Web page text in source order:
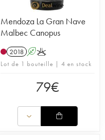
Mendoza La Gran Nave
Malbec Canopus
2018 AK
Lot de 1 bouteille | 4 en stock
79€